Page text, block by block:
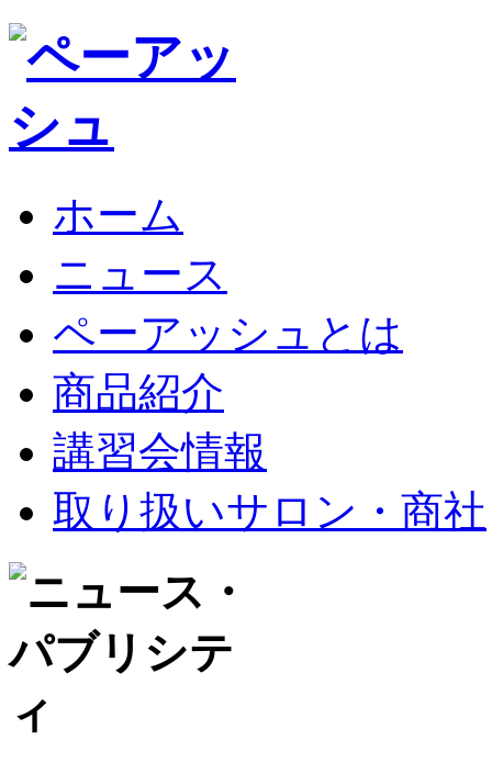
ホーム
ニュース
ペーアッシュとは
商品紹介
講習会情報
取り扱いサロン・商社